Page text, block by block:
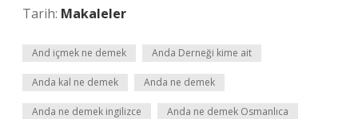
Tarih: Makaleler
And içmek ne demek Anda Derneği kime ait
Anda kal ne demek Anda ne demek
Anda ne demek ingilizce Anda ne demek Osmanlıca